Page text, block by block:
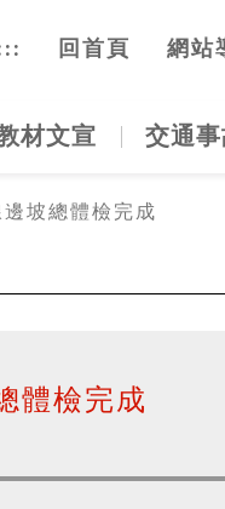
全入口網
回首頁 網站
材文宣 交通
坡總體檢完成
體檢完成